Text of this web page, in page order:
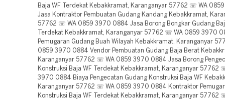
Baja WF Terdekat Kebakkramat, Karanganyar 57762 ☏ WA
Jasa Kontraktor Pembuatan Gudang Kandang Kebakkramat,
57762 ☏ WA 0859 3970 0884 Jasa Borong Bongkar Gudang
Terdekat Kebakkramat, Karanganyar 57762 ☏ WA 0859 3970
Pemugaran Gudang Buah Wilayah Kebakkramat, Karanganyar
0859 3970 0884 Vendor Pembuatan Gudang Baja Berat
Karanganyar 57762 ☏ WA 0859 3970 0884 Jasa Borong
Konstruksi Baja WF Terdekat Kebakkramat, Karanganyar 57762
3970 0884 Biaya Pengecatan Gudang Konstruksi Baja WF
Karanganyar 57762 ☏ WA 0859 3970 0884 Kontraktor
Konstruksi Baja WF Terdekat Kebakkramat, Karanganyar 57762